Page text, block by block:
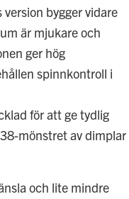
bygger vidare
är mjukare och
ger hög
spinnkontroll i
för att ge tydlig
mönstret av dimplar
och lite mindre